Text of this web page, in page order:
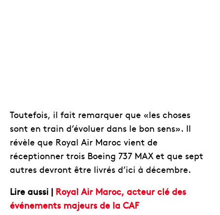
Toutefois, il fait remarquer que «les choses
sont en train d’évoluer dans le bon sens». Il
révèle que Royal Air Maroc vient de
réceptionner trois Boeing 737 MAX et que sept
autres devront être livrés d’ici à décembre.
Lire aussi | Royal Air Maroc, acteur clé des
événements majeurs de la CAF